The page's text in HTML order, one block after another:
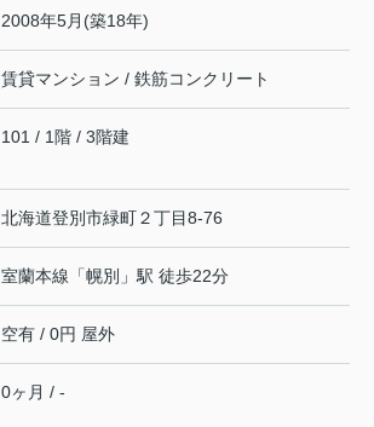
2008年5月(築18年)
賃貸マンション / 鉄筋コンクリート
101 / 1階 / 3階建
北海道登別市緑町２丁目8-76
室蘭本線 「幌別 」駅 徒歩22分
空有 / 0円 屋外
0ヶ月 / -